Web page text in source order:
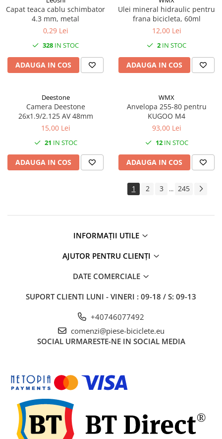
Capat teaca cablu schimbator
4.3 mm, metal
0,29 Lei
328 IN STOC
ADAUGA IN COS
Ulei mineral hidraulic pentru
frana bicicleta, 60ml
12,00 Lei
2 IN STOC
ADAUGA IN COS
Deestone
Camera Deestone
26x1.9/2.125 AV 48mm
15,00 Lei
21 IN STOC
ADAUGA IN COS
WMX
Anvelopa 255-80 pentru
KUGOO M4
93,00 Lei
12IN STOC
ADAUGA IN COS
1 2 3 ... 245
INFORMAȚII UTILE
AJUTOR PENTRU CLIENȚI
DATE COMERCIALE
SUPORT CLIENTI LUNI - VINERI : 09-18 / S: 09-13
+40746077492
comenzi@piese-biciclete.eu
SOCIAL URMARESTE-NE IN SOCIAL MEDIA